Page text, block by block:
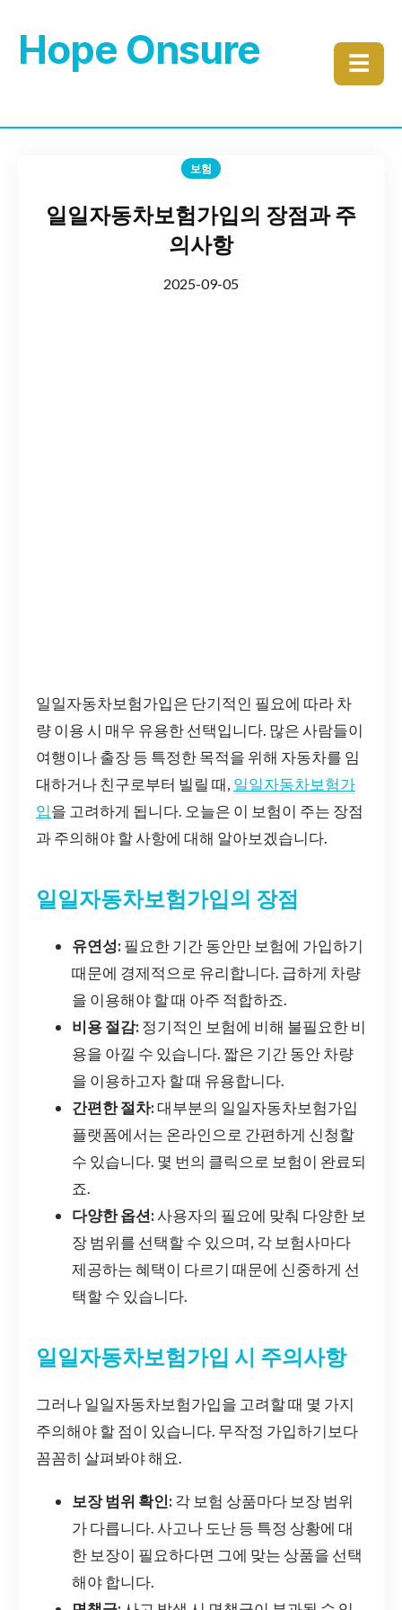
Hope Onsure ☰
보험
일일자동차보험가입의 장점과 주
의사항
2025-09-05
일일자동차보험가입은 단기적인 필요에 따라 차
량 이용 시 매우 유용한 선택입니다. 많은 사람들이
여행이나 출장 등 특정한 목적을 위해 자동차를 임
대하거나 친구로부터 빌릴 때, 일일자동차보험가
입을 고려하게 됩니다. 오늘은 이 보험이 주는 장점
과 주의해야 할 사항에 대해 알아보겠습니다.
일일자동차보험가입의 장점
유연성: 필요한 기간 동안만 보험에 가입하기
때문에 경제적으로 유리합니다. 급하게 차량
을 이용해야 할 때 아주 적합하죠.
비용 절감: 정기적인 보험에 비해 불필요한 비
용을 아낄 수 있습니다. 짧은 기간 동안 차량
을 이용하고자 할 때 유용합니다.
간편한 절차:대부분의 일일자동차보험가입
플랫폼에서는 온라인으로 간편하게 신청할
수 있습니다. 몇 번의 클릭으로 보험이 완료되
죠.
다양한 옵션:사용자의 필요에 맞춰 다양한 보
장 범위를 선택할 수 있으며, 각 보험사마다
제공하는 혜택이 다르기 때문에 신중하게 선
택할 수 있습니다.
일일자동차보험가입 시 주의사항
그러나 일일자동차보험가입을 고려할 때 몇 가지
주의해야 할 점이 있습니다. 무작정 가입하기보다
꼼꼼히 살펴봐야 해요.
보장 범위 확인: 각 보험 상품마다 보장 범위
가 다릅니다. 사고나 도난 등 특정 상황에 대
한 보장이 필요하다면 그에 맞는 상품을 선택
해야 합니다.